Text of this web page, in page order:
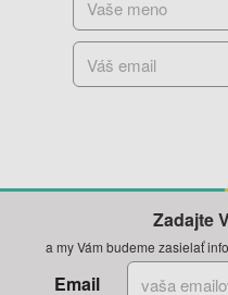
Zadajte
a my Vám budeme zasielať
Email